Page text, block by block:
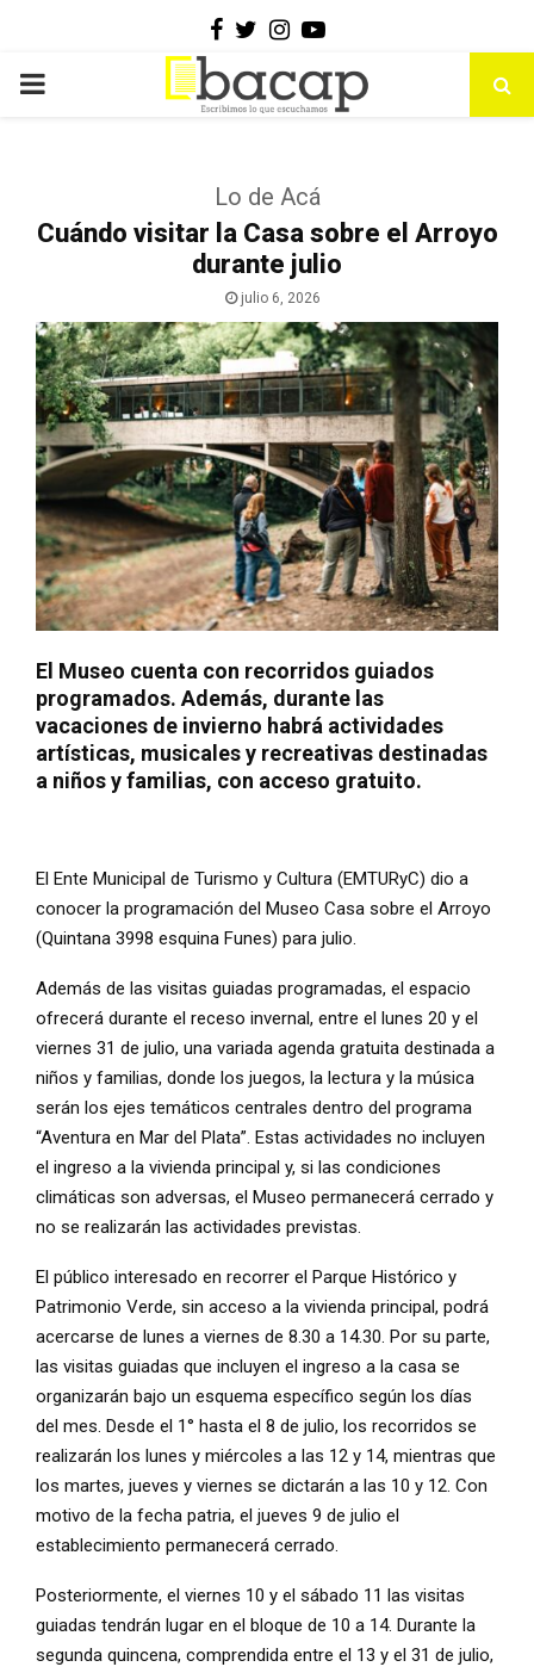
Facebook
Twitter
Instagram
Youtube
PRIMARY
Lo de Acá
Cuándo visitar la Casa sobre el Arroyo
durante julio
julio 6, 2026
El Museo cuenta con recorridos guiados
programados. Además, durante las
vacaciones de invierno habrá actividades
artísticas, musicales y recreativas destinadas
a niños y familias, con acceso gratuito.
El Ente Municipal de Turismo y Cultura (EMTURyC) dio a
conocer la programación del Museo Casa sobre el Arroyo
(Quintana 3998 esquina Funes) para julio.
Además de las visitas guiadas programadas, el espacio
ofrecerá durante el receso invernal, entre el lunes 20 y el
viernes 31 de julio, una variada agenda gratuita destinada a
niños y familias, donde los juegos, la lectura y la música
serán los ejes temáticos centrales dentro del programa
“Aventura en Mar del Plata”. Estas actividades no incluyen
el ingreso a la vivienda principal y, si las condiciones
climáticas son adversas, el Museo permanecerá cerrado y
no se realizarán las actividades previstas.
El público interesado en recorrer el Parque Histórico y
Patrimonio Verde, sin acceso a la vivienda principal, podrá
acercarse de lunes a viernes de 8.30 a 14.30. Por su parte,
las visitas guiadas que incluyen el ingreso a la casa se
organizarán bajo un esquema específico según los días
del mes. Desde el 1° hasta el 8 de julio, los recorridos se
realizarán los lunes y miércoles a las 12 y 14, mientras que
los martes, jueves y viernes se dictarán a las 10 y 12. Con
motivo de la fecha patria, el jueves 9 de julio el
establecimiento permanecerá cerrado.
Posteriormente, el viernes 10 y el sábado 11 las visitas
guiadas tendrán lugar en el bloque de 10 a 14. Durante la
segunda quincena, comprendida entre el 13 y el 31 de julio,